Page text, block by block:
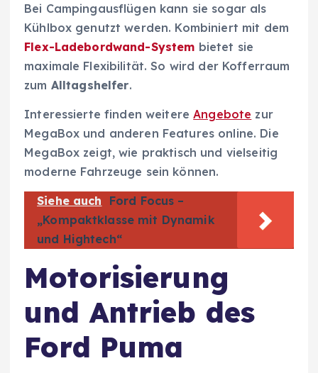
Bei Campingausflügen kann sie sogar als
Kühlbox genutzt werden. Kombiniert mit dem
Flex-Ladebordwand-System bietet sie
maximale Flexibilität. So wird der Kofferraum
zum Alltagshelfer.
Interessierte finden weitereAngebote zur
MegaBox und anderen Features online. Die
MegaBox zeigt, wie praktisch und vielseitig
moderne Fahrzeuge sein können.
Siehe auch
Ford Focus –
„Kompaktklasse mit Dynamik
und Hightech“
Motorisierung
und Antrieb des
Ford Puma